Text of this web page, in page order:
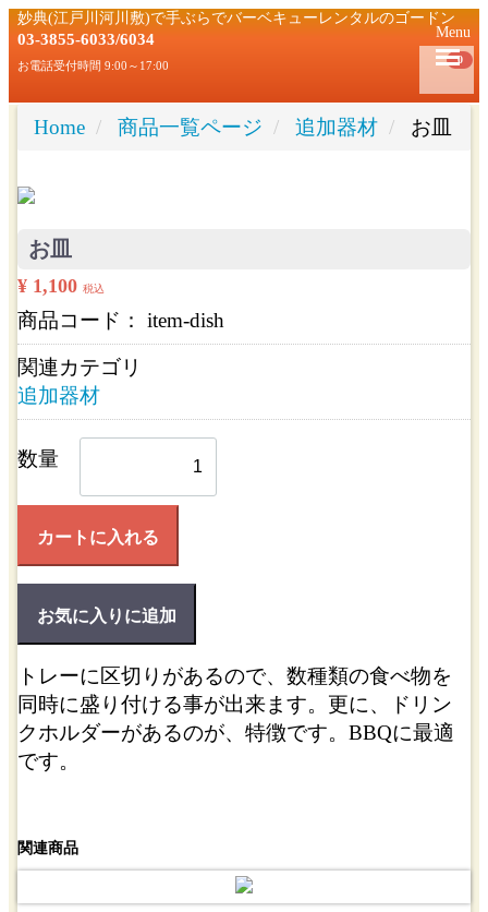
妙典(江戸川河川敷)で手ぶらでバーベキューレンタルのゴードン
03-3855-6033/6034
お電話受付時間 9:00～17:00 0
Menu
Home 商品一覧ページ 追加器材 お皿
お皿
¥ 1,100 税込
商品コード： item-dish
関連カテゴリ
追加器材
数量
カートに入れる
お気に入りに追加
トレーに区切りがあるので、数種類の食べ物を
同時に盛り付ける事が出来ます。更に、ドリン
クホルダーがあるのが、特徴です。BBQに最適
です。
関連商品